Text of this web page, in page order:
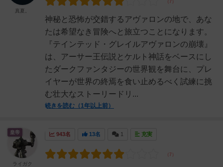
神秘と恐怖が交錯するアヴァロンの地で、あな
たは希望なき冒険へと旅立つことになります。
『テインテッド・グレイルアヴァロンの崩壊』
は、アーサー王伝説とケルト神話をベースにし
たダークファンタジーの世界観を舞台に、プレ
イヤーが世界の終焉を食い止めるべく試練に挑
む壮大なストーリードリ...
続きを読む（1年以上前）
真夏。
943名 13名 1 充実
皇帝
ライガク